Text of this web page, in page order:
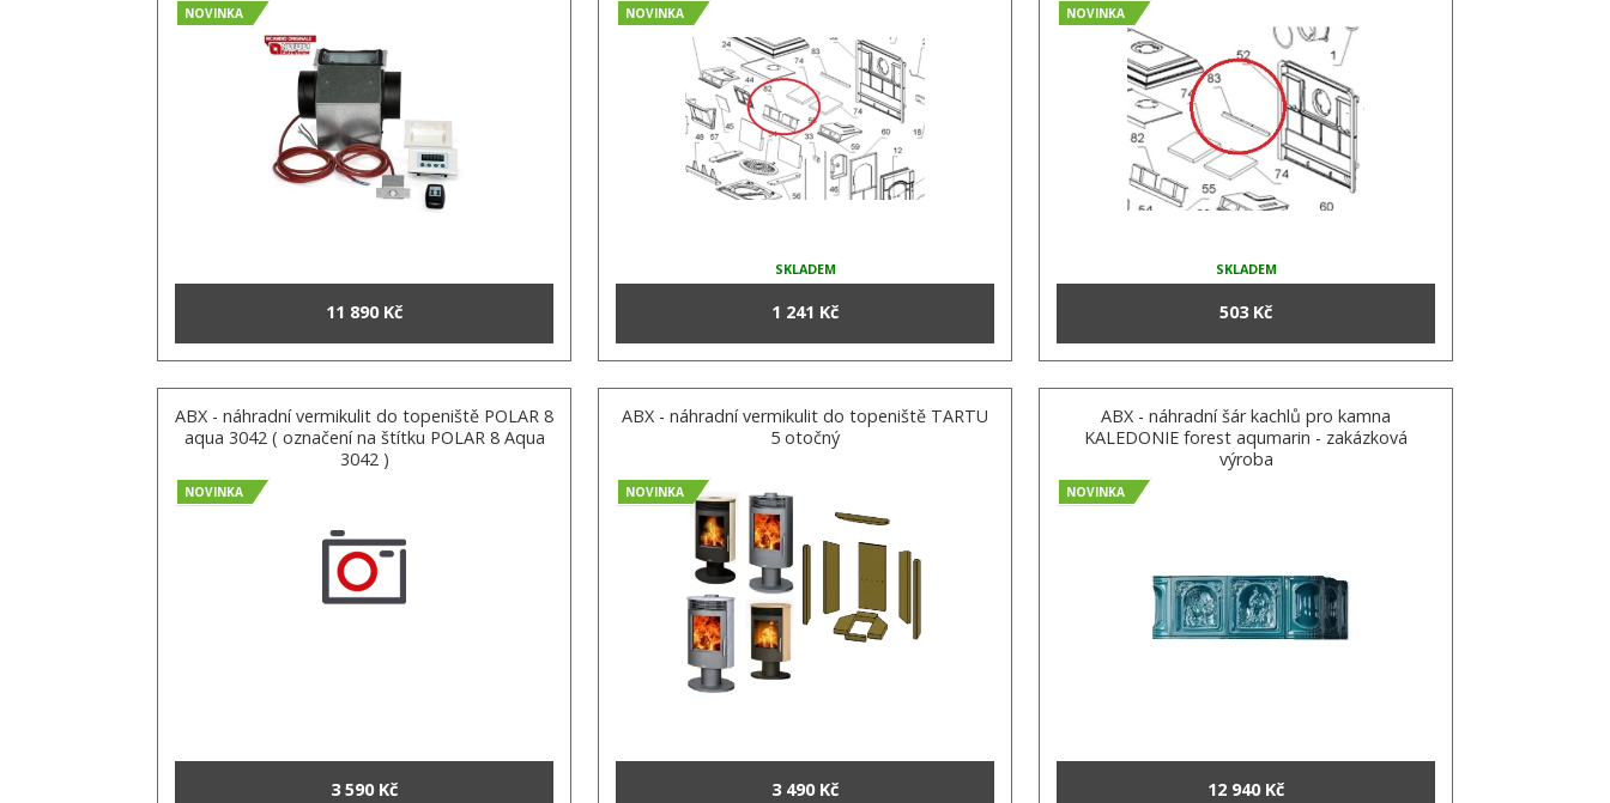
NOVINKA
11 890 Kč
NOVINKA
SKLADEM
1 241 Kč
NOVINKA
SKLADEM
503 Kč
ABX - náhradní vermikulit do topeniště POLAR 8
aqua 3042 ( označení na štítku POLAR 8 Aqua
3042 )
NOVINKA
3 590 Kč
ABX - náhradní vermikulit do topeniště TARTU
5 otočný
NOVINKA
3 490 Kč
ABX - náhradní šár kachlů pro kamna
KALEDONIE forest aqumarin - zakázková
výroba
NOVINKA
12 940 Kč